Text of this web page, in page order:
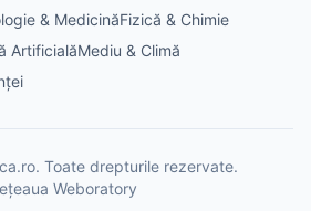
& MedicinăFizică & Chimie
ArtificialăMediu & Climă
. Toate drepturile rezervate.
Weboratory